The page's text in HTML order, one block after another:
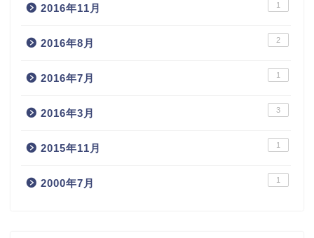
2016年11月 1
2016年8月 2
2016年7月 1
2016年3月 3
2015年11月 1
2000年7月 1